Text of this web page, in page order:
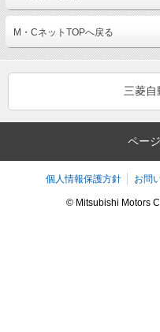
M・CネットTOPへ戻る
三菱自
ペー
個人情報保護方針 お問
© Mitsubishi Motors